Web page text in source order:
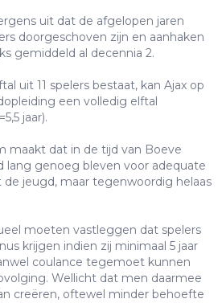
uit dat de afgelopen jaren
doorgeschoven zijn en aanhaken
gemiddeld al decennia 2.
uit 11 spelers bestaat, kan Ajax op
een volledig elftal
jaar).
maakt dat in de tijd van Boeve
lang genoeg bleven voor adequate
jeugd, maar tegenwoordig helaas
moeten vastleggen dat spelers
krijgen indien zij minimaal 5 jaar
coulance tegemoet kunnen
Wellicht dat men daarmee
creëren, oftewel minder behoefte